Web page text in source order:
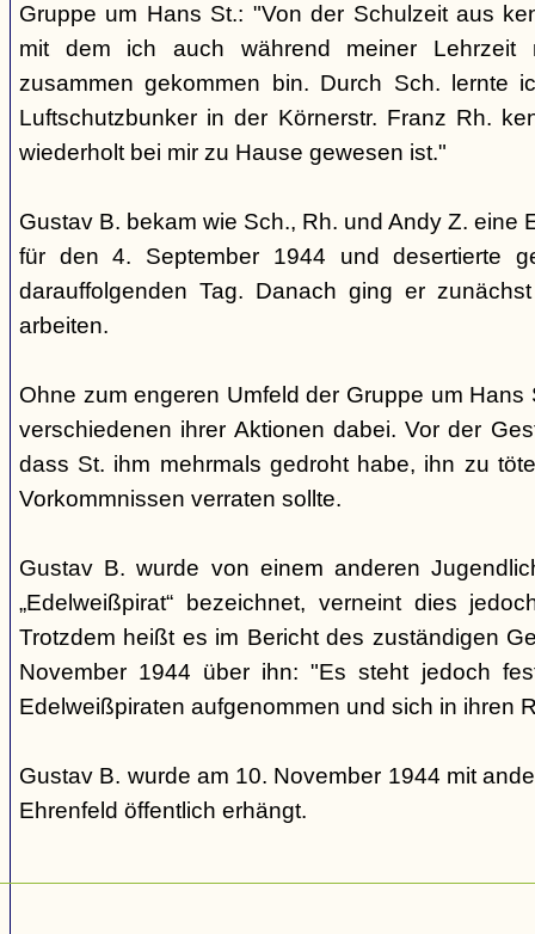
Gruppe um Hans St.: "Von der Schulzeit aus
mit dem ich auch während meiner Lehrzeit
zusammen gekommen bin. Durch Sch. lernte
Luftschutzbunker in der Körnerstr. Franz Rh.
wiederholt bei mir zu Hause gewesen ist."
Gustav B. bekam wie Sch., Rh. und Andy Z. eine
für den 4. September 1944 und desertierte
darauffolgenden Tag. Danach ging er
arbeiten.
Ohne zum engeren Umfeld der Gruppe um Hans
verschiedenen ihrer Aktionen dabei. Vor der
dass St. ihm mehrmals gedroht habe, ihn zu
Vorkommnissen verraten sollte.
Gustav B. wurde von einem anderen
„Edelweißpirat“ bezeichnet, verneint dies
Trotzdem heißt es im Bericht des zuständigen
November 1944 über ihn: "Es steht jedoch
Edelweißpiraten aufgenommen und sich in ihren
Gustav B. wurde am 10. November 1944 mit
Ehrenfeld öffentlich erhängt.